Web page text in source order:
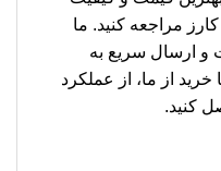
مراجعه کنید. ما
و ارسال سریع به
از ما، از عملکرد
کنید.